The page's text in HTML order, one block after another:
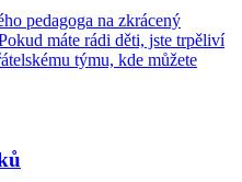
pedagoga na zkrácený
máte rádi děti, jste trpěliví
týmu, kde můžete